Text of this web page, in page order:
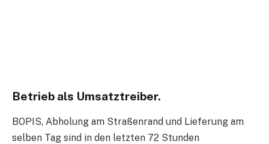
Betrieb als Umsatztreiber.
BOPIS, Abholung am Straßenrand und Lieferung am
selben Tag sind in den letzten 72 Stunden